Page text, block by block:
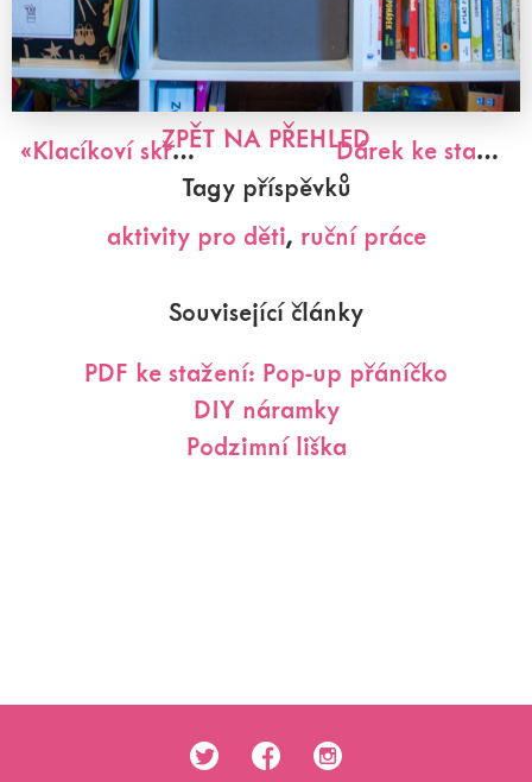
«Klacíkoví skřítci Dárek ke stažení - vystřel si raketu do vesmíru + vesmírný závěsný modul
ZPĚT NA PŘEHLED
Tagy příspěvků
aktivity pro děti, ruční práce
Související články
PDF ke stažení: Pop-up přáníčko
DIY náramky
Podzimní liška